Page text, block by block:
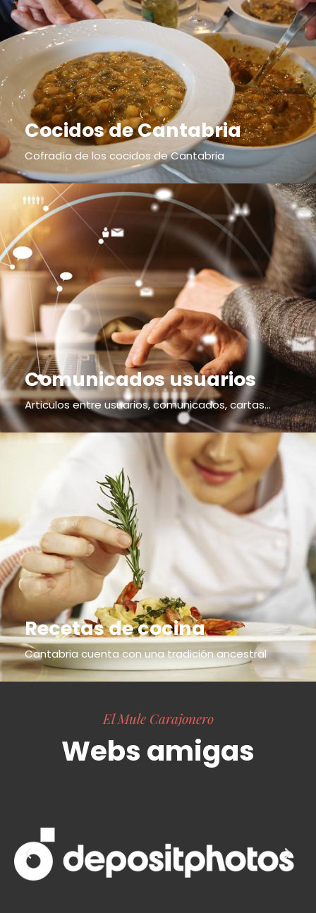
Cocidos de Cantabria
Cofradía de los cocidos de Cantabria
Comunicados usuarios
Articulos entre usuarios, comunicados, cartas...
Recetas de cocina
Cantabria cuenta con una tradición ancestral
El Mule Carajonero
Webs amigas